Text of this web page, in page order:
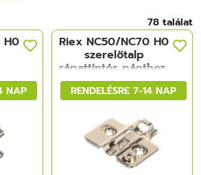
78 találat
NAP
H0
RENDELÉSRE 7-14 NAP
Riex NC50/NC70 H0
szerelőtalp
rápattintós pánthoz,
excenteres csavaros